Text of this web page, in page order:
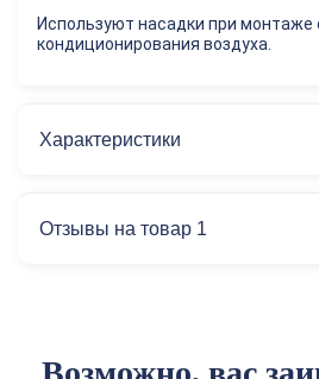
Используют насадки при монтаже
кондиционирования воздуха.
Характеристики
Отзывы на товар 1